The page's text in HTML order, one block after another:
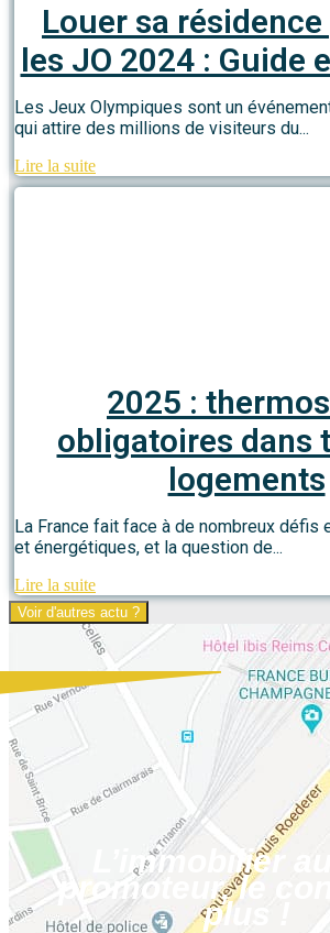
Louer sa
les JO 2024 : Guide
Les Jeux Olympiques sont un
qui attire des millions de visiteurs du...
Lire la suite
2025 :
obligatoires dans
logements
La France fait face à de nombreux défis
et énergétiques, et la question de...
Lire la suite
Voir d'autres actu ?
L’immobilier
promoteur, le
plus !